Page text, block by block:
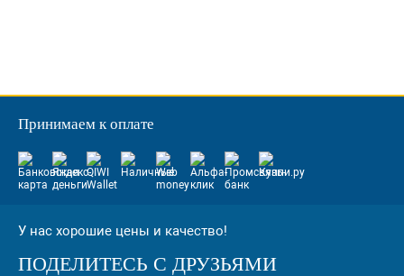
Принимаем к оплате
У нас хорошие цены и качество!
ПОДЕЛИТЕСЬ С ДРУЗЬЯМИ